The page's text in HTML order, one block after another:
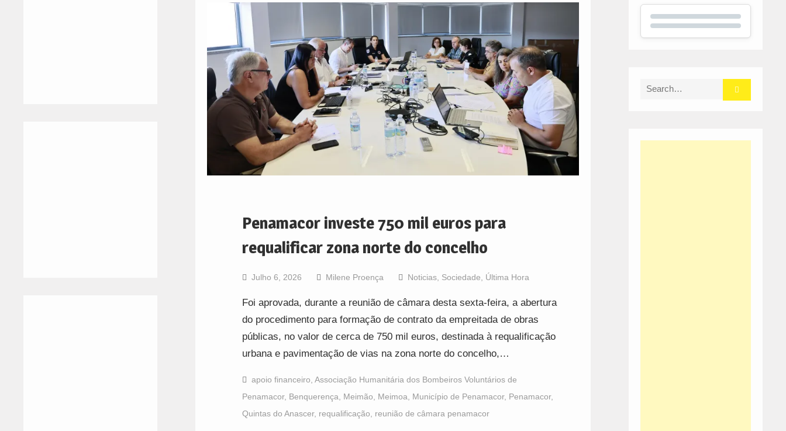
Penamacor investe 750 mil euros para
requalificar zona norte do concelho
Julho 6, 2026 Milene Proença Noticias, Sociedade, Última Hora
Foi aprovada, durante a reunião de câmara desta sexta-feira, a abertura
do procedimento para formação de contrato da empreitada de obras
públicas, no valor de cerca de 750 mil euros, destinada à requalificação
urbana e pavimentação de vias na zona norte do concelho,…
apoio financeiro, Associação Humanitária dos Bombeiros Voluntários de
Penamacor, Benquerença, Meimão, Meimoa, Município de Penamacor, Penamacor,
Quintas do Anascer, requalificação, reunião de câmara penamacor
Search